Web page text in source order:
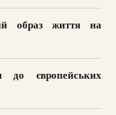
образ життя на
до європейських